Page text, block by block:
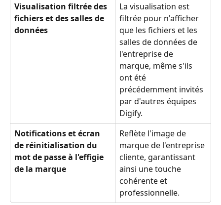
Visualisation filtrée des
fichiers et des salles de
données
La visualisation est
filtrée pour n'afficher
que les fichiers et les
salles de données de
l'entreprise de
marque, même s'ils
ont été
précédemment invités
par d'autres équipes
Digify.
Notifications et écran
de réinitialisation du
mot de passe à l'effigie
de la marque
Reflète l'image de
marque de l'entreprise
cliente, garantissant
ainsi une touche
cohérente et
professionnelle.